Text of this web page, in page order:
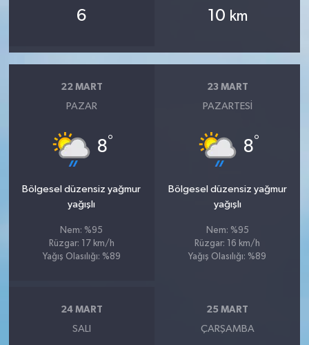
6 10 km
22 MART
PAZAR
8°
Bölgesel düzensiz yağmur
yağışlı
Nem: %95
Rüzgar: 17 km/h
Yağış Olasılığı: %89
23 MART
PAZARTESI
8°
Bölgesel düzensiz yağmur
yağışlı
Nem: %95
Rüzgar: 16 km/h
Yağış Olasılığı: %89
24 MART
SALI
25 MART
ÇARŞAMBA